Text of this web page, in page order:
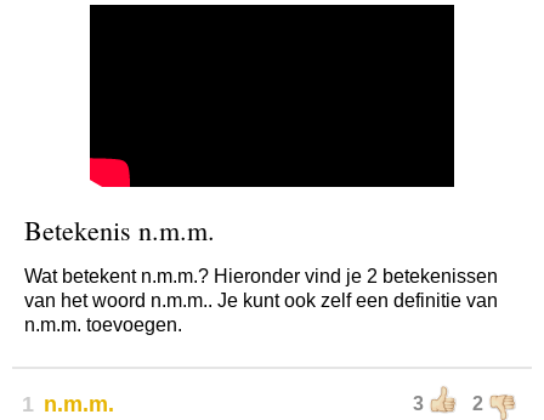
Betekenis n.m.m.
Wat betekent n.m.m.? Hieronder vind je 2 betekenissen
van het woord n.m.m.. Je kunt ook zelf een definitie van
n.m.m. toevoegen.
1 3 2
n.m.m.